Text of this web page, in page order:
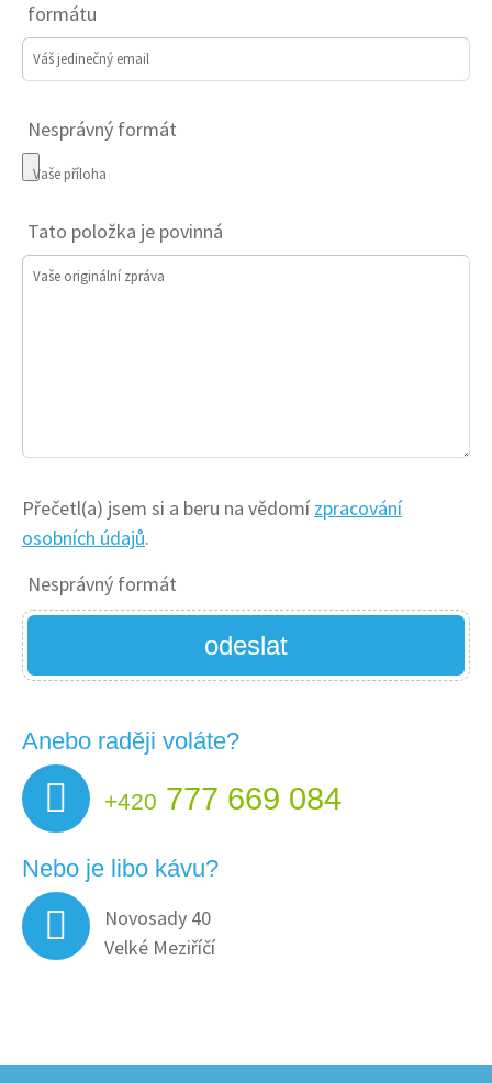
formátu
Váš jedinečný email
Nesprávný formát
Vaše příloha
Tato položka je povinná
Vaše originální zpráva
Přečetl(a) jsem si a beru na vědomí zpracování
osobních údajů.
Nesprávný formát
odeslat
Anebo raději voláte?
+420 777 669 084
Nebo je libo kávu?
Novosady 40
Velké Meziříčí